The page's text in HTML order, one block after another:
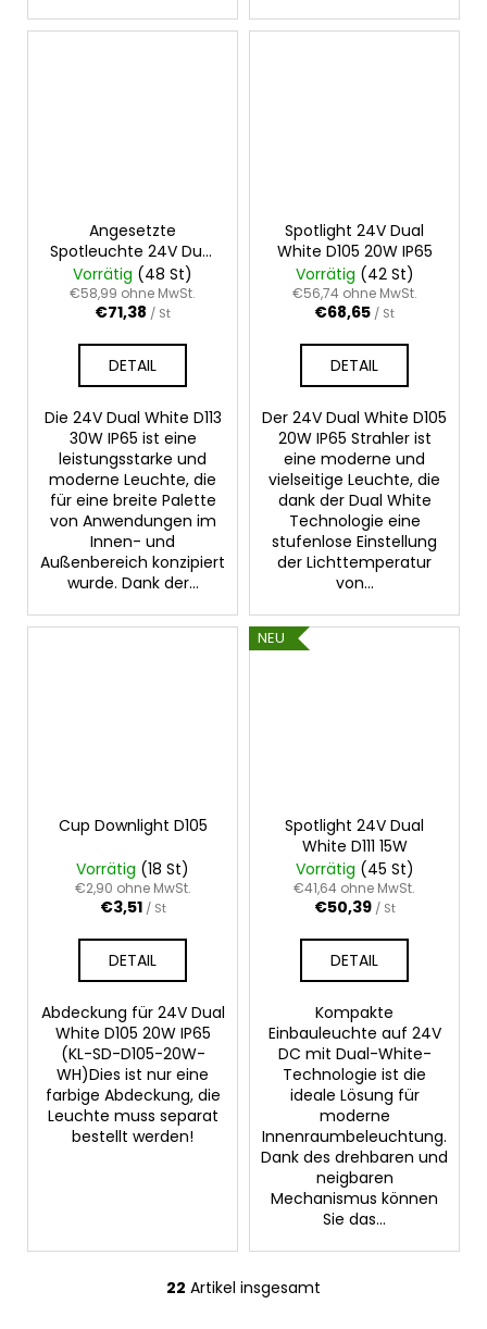
Angesetzte
Spotleuchte 24V Dual
White D113 30W IP65
Vorrätig (48 St)
€58,99 ohne MwSt.
€71,38 / St
DETAIL
Die 24V Dual White D113
30W IP65 ist eine
leistungsstarke und
moderne Leuchte, die
für eine breite Palette
von Anwendungen im
Innen- und
Außenbereich konzipiert
wurde. Dank der...
Spotlight 24V Dual
White D105 20W IP65
Vorrätig (42 St)
€56,74 ohne MwSt.
€68,65 / St
DETAIL
Der 24V Dual White D105
20W IP65 Strahler ist
eine moderne und
vielseitige Leuchte, die
dank der Dual White
Technologie eine
stufenlose Einstellung
der Lichttemperatur
von...
Cup Downlight D105
Vorrätig (18 St)
€2,90 ohne MwSt.
€3,51 / St
DETAIL
Abdeckung für 24V Dual
White D105 20W IP65
(KL-SD-D105-20W-
WH)Dies ist nur eine
farbige Abdeckung, die
Leuchte muss separat
bestellt werden!
NEU
Spotlight 24V Dual
White D111 15W
Vorrätig (45 St)
€41,64 ohne MwSt.
€50,39 / St
DETAIL
Kompakte
Einbauleuchte auf 24V
DC mit Dual-White-
Technologie ist die
ideale Lösung für
moderne
Innenraumbeleuchtung.
Dank des drehbaren und
neigbaren
Mechanismus können
Sie das...
S
22 Artikel insgesamt